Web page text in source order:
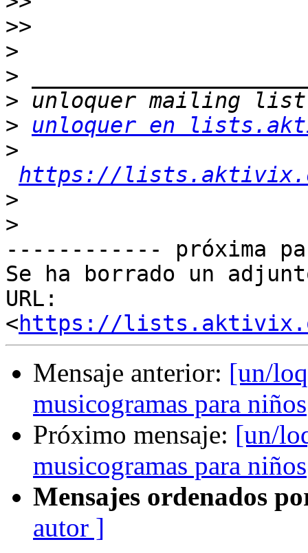
>>
>
>
>
>
unloquer en
>
https://
>
>
------------ próxima
Se ha borrado un
URL:
<https://
Mensaje anterior: [un/
musicogramas para niños
Próximo mensaje: [un/
musicogramas para niños
Mensajes ordenados
autor ]